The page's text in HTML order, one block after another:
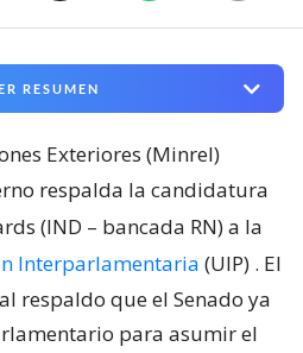
RESUMEN
Exteriores (Minrel)
respalda la candidatura
(IND – bancada RN) a la
Interparlamentaria (UIP) . El
respaldo que el Senado ya
para asumir el